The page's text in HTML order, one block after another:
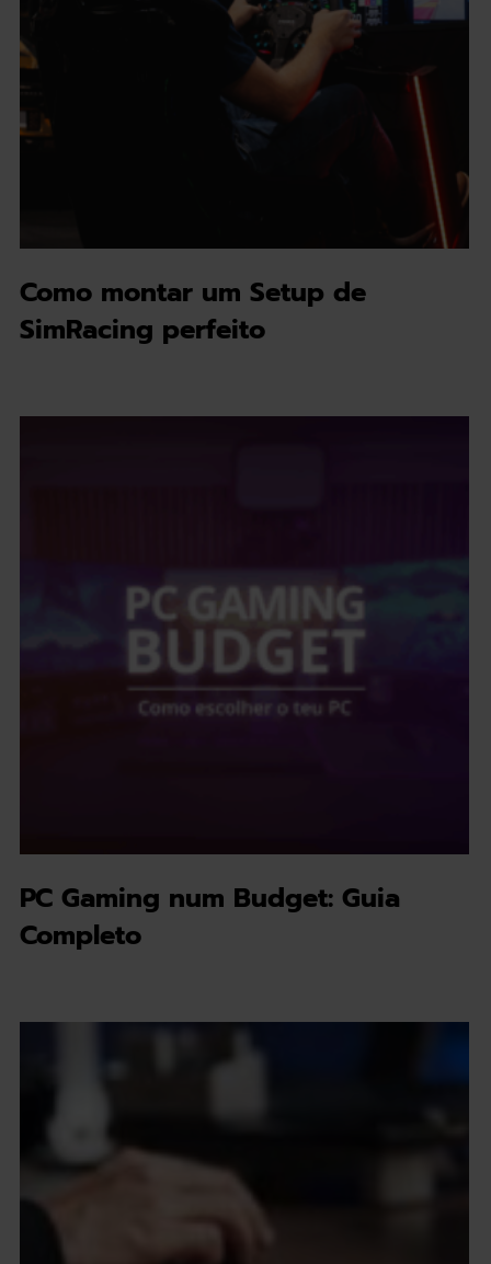
Como montar um Setup de
SimRacing perfeito
PC Gaming num Budget: Guia
Completo